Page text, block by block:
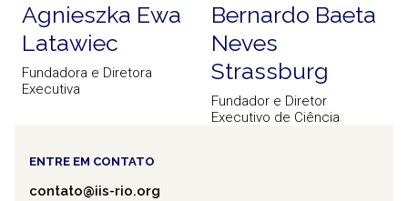
Agnieszka Ewa
Latawiec
Fundadora e Diretora
Executiva
Bernardo Baeta
Neves
Strassburg
Fundador e Diretor
Executivo de Ciência
ENTRE EM CONTATO
contato@iis-rio.org